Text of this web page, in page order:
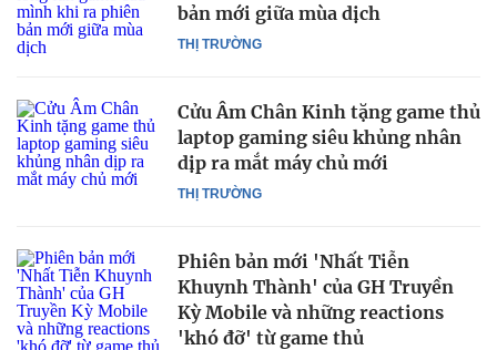
THỊ TRƯỜNG
bản mới giữa mùa dịch
THỊ TRƯỜNG
Cửu Âm Chân Kinh tặng game thủ
laptop gaming siêu khủng nhân
dịp ra mắt máy chủ mới
Phiên bản mới 'Nhất Tiễn
Khuynh Thành' của GH Truyền
Kỳ Mobile và những reactions
'khó đỡ' từ game thủ